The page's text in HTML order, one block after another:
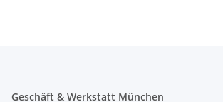
Geschäft & Werkstatt München